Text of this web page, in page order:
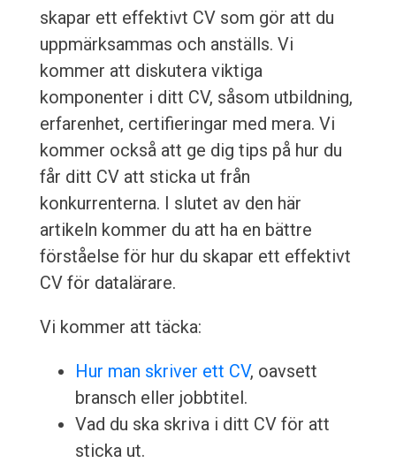
skapar ett effektivt CV som gör att du
uppmärksammas och anställs. Vi
kommer att diskutera viktiga
komponenter i ditt CV, såsom utbildning,
erfarenhet, certifieringar med mera. Vi
kommer också att ge dig tips på hur du
får ditt CV att sticka ut från
konkurrenterna. I slutet av den här
artikeln kommer du att ha en bättre
förståelse för hur du skapar ett effektivt
CV för datalärare.
Vi kommer att täcka:
Hur man skriver ett CV, oavsett
bransch eller jobbtitel.
Vad du ska skriva i ditt CV för att
sticka ut.